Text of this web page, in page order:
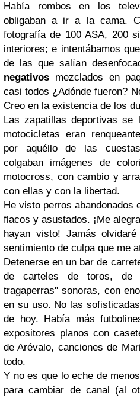
Había rombos en los
obligaban a ir a la cama.
fotografía de 100 ASA, 200
interiores; e intentábamos
de las que salían
negativos mezclados en
casi todos ¿Adónde fueron?
Creo en la existencia de los
Las zapatillas deportivas se
motocicletas eran
por aquéllo de las
colgaban imágenes de
motocross, con cambio y
con ellas y con la libertad.
He visto perros abandonados
flacos y asustados. ¡Me
hayan visto! Jamás
sentimiento de culpa que me
Detenerse en un bar de
de carteles de toros, de
tragaperras" sonoras, con
en su uso. No las
de hoy. Había más
expositores planos con
de Arévalo, canciones de
todo.
Y no es que lo eche de
para cambiar de canal (al